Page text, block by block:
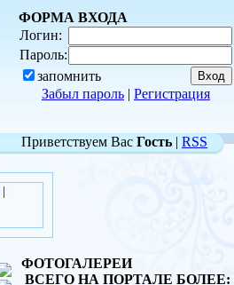
ФОРМА ВХОДА
Логин:
Пароль:
запомнить
Забыл пароль | Регистрация
Приветствуем Вас Гость | RSS
ФОТОГАЛЕРЕИ
ВСЕГО НА ПОРТАЛЕ БОЛЕЕ: